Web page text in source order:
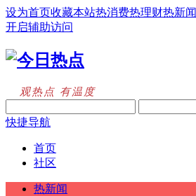
设为首页收藏本站热消费热理财热新闻
开启辅助访问
观热点 有温度
快捷导航
首页
社区
热新闻